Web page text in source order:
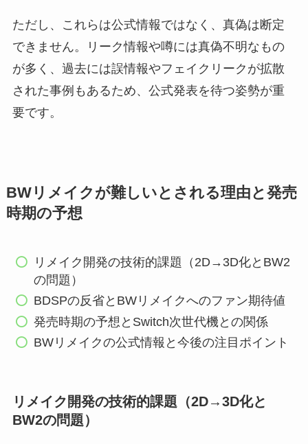
ただし、これらは公式情報ではなく、真偽は断定
できません。リーク情報や噂には真偽不明なもの
が多く、過去には誤情報やフェイクリークが拡散
された事例もあるため、公式発表を待つ姿勢が重
要です。
BWリメイクが難しいとされる理由と発売
時期の予想
リメイク開発の技術的課題（2D→3D化とBW2
の問題）
BDSPの反省とBWリメイクへのファン期待値
発売時期の予想とSwitch次世代機との関係
BWリメイクの公式情報と今後の注目ポイント
リメイク開発の技術的課題（2D→3D化と
BW2の問題）